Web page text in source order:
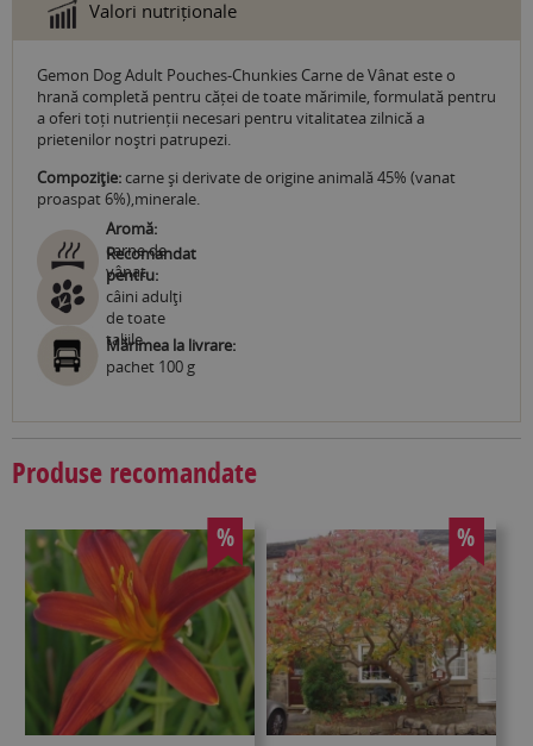
Valori nutriționale
Gemon Dog Adult Pouches-Chunkies Carne de Vânat este o
hrană completă pentru căței de toate mărimile, formulată pentru
a oferi toți nutrienții necesari pentru vitalitatea zilnică a
prietenilor noștri patrupezi.
Compoziţie:carne și derivate de origine animală 45% (vanat
proaspat 6%),minerale.
Aromă:
carne de
vânat
Recomandat
pentru:
câini adulţi
de toate
taliile
Mărimea la livrare:
pachet 100 g
Produse recomandate
% %